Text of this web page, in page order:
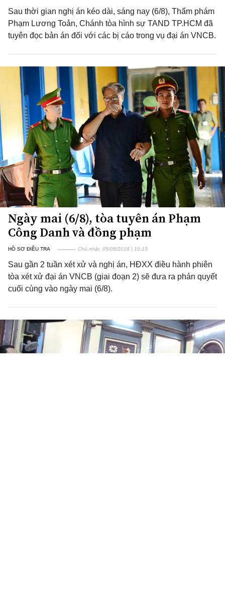
Sau thời gian nghị án kéo dài, sáng nay (6/8), Thẩm phám
Phạm Lương Toản, Chánh tòa hình sự TAND TP.HCM đã
tuyên đọc bản án đối với các bị cáo trong vụ đại án VNCB.
Ngày mai (6/8), tòa tuyên án Phạm
Công Danh và đồng phạm
HỒ SƠ ĐIỀU TRA Chủ nhật, 05/08/2018 | 10:15
Sau gần 2 tuần xét xử và nghị án, HĐXX điều hành phiên
tòa xét xử đại án VNCB (giai đoạn 2) sẽ đưa ra phán quyết
cuối cùng vào ngày mai (6/8).